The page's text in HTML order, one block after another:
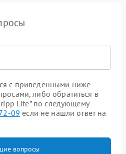
с приведенными ниже
либо обратиться в
Lite” по следующему
09 если не нашли ответ на
вопросы